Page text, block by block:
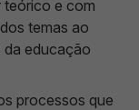
teórico e com
temas ao
da educação
processos que